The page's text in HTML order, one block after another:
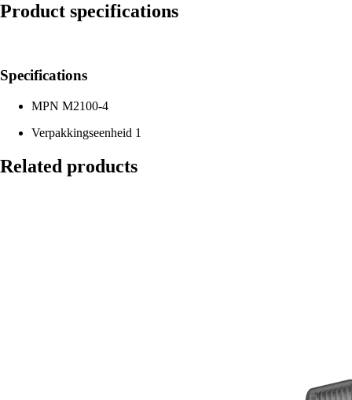
Product specifications
Specifications
MPN M2100-4
Verpakkingseenheid 1
Related products